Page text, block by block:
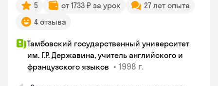
5 от 1733 ₽ за урок
27 лет опыта
4 отзыва
Тамбовский государственный университет
им. Г.Р. Державина, учитель английского и
французского языков • 1998 г.